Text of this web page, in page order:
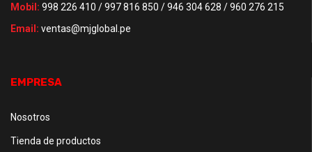
Mobil: 998 226 410 / 997 816 850 / 946 304 628 / 960 276 215
Email: ventas@mjglobal.pe
EMPRESA
Nosotros
Tienda de productos